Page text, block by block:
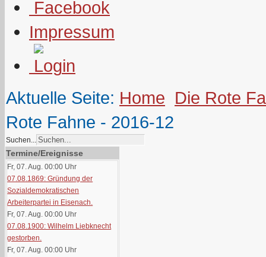
Impressum
Aktuelle Seite: Home Die Rote
Rote Fahne - 2016-12
Suchen...
Termine/Ereignisse
Fr, 07. Aug. 00:00 Uhr
07.08.1869: Gründung der
Sozialdemokratischen
Arbeiterpartei in Eisenach.
Fr, 07. Aug. 00:00 Uhr
07.08.1900: Wilhelm Liebknecht
gestorben.
Fr, 07. Aug. 00:00 Uhr